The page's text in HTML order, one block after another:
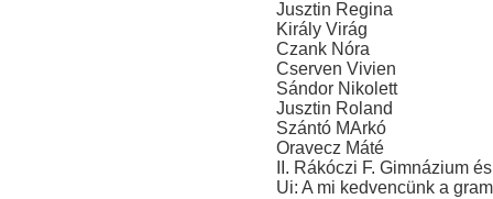
Jusztin Regina
Király Virág
Czank Nóra
Cserven Vivien
Sándor Nikolett
Jusztin Roland
Szántó MArkó
Oravecz Máté
II. Rákóczi F. Gimnázium
Ui: A mi kedvencünk a